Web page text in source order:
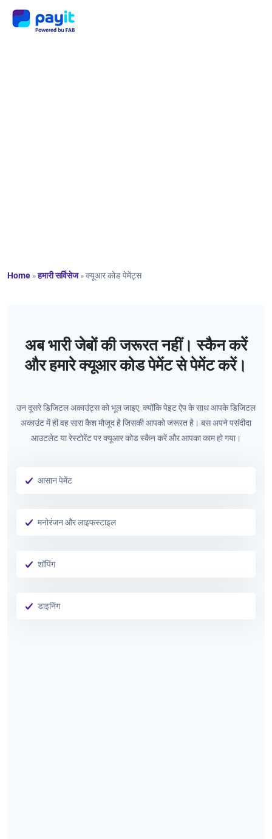
Home »हमारी सर्विसेज»क्यूआर कोड पेमेंट्स
अब भारी जेबों की जरूरत नहीं। स्कैन करें
और हमारे क्यूआर कोड पेमेंट से पेमेंट करें।
उन दूसरे डिजिटल अकाउंट्स को भूल जाइए, क्योंकि पेइट ऐप के साथ आपके डिजिटल
अकाउंट में ही वह सारा कैश मौजूद है जिसकी आपको जरूरत है। बस अपने पसंदीदा
आउटलेट या रेस्टोरेंट पर क्यूआर कोड स्कैन करें और आपका काम हो गया।
आसान पेमेंट
मनोरंजन और लाइफस्टाइल
शॉपिंग
डाइनिंग